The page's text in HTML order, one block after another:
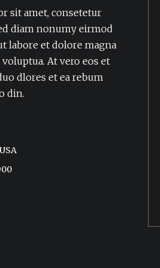
sit amet, consetetur
diam nonumy eirmod
labore et dolore magna
At vero eos et
dlores et ea rebum
din.
ex exercitationem
laudantium modi
rerum sapiente
ipsum dolor sit
adipisicing elit. Amet aut,
ea eum, ex